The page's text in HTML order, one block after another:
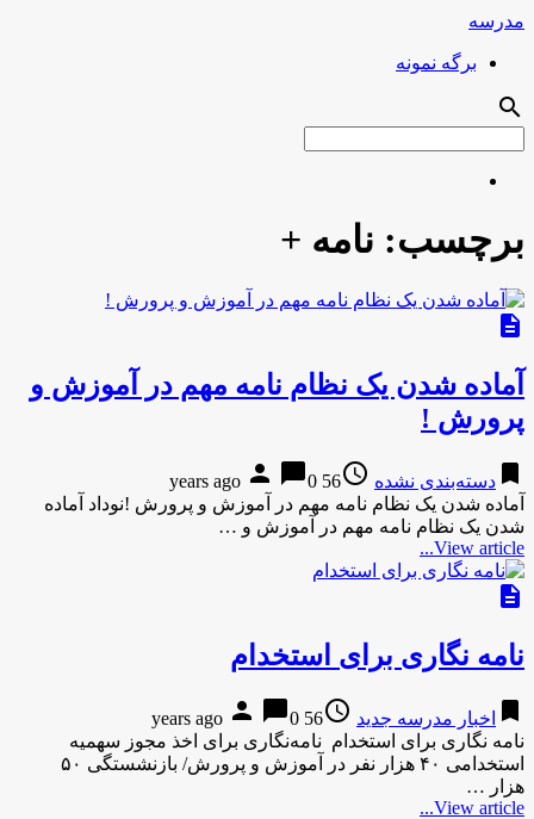
مدرسه
برگه نمونه
search
برچسب: نامه +
description
آماده شدن یک نظام نامه مهم در آموزش و
پرورش !
bookmark دسته‌بندی نشده access_time
56 years ago
person chat_bubble0
آماده شدن یک نظام نامه مهم در آموزش و پرورش !نوداد آماده
شدن یک نظام نامه مهم در آموزش و …
View article...
description
نامه نگاری برای استخدام
bookmark اخبار مدرسه جدید access_time
56 years ago
person chat_bubble0
نامه نگاری برای استخدام نامه‌نگاری برای اخذ مجوز سهمیه
استخدامی ۴۰ هزار نفر در آموزش و پرورش/ بازنشستگی ۵۰
هزار …
View article...